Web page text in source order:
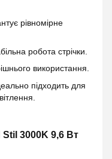
рівномірне
робота стрічки.
використання.
підходить для
Stil 3000K 9,6 Вт